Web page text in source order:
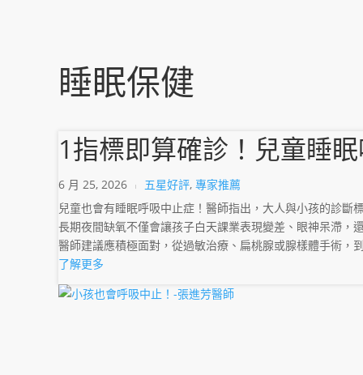
睡眠保健
五星好評, 專家推薦
1指標即算確診！兒童睡
兒童也會有睡眠呼吸中止症！醫師指出，大人與小孩的診
長期夜間缺氧不僅會讓孩子白天課業表現變差、眼神呆滯，
醫師建議應積極面對，從過敏治療、扁桃腺或腺樣體手術，
了解更多
6 月 25, 2026